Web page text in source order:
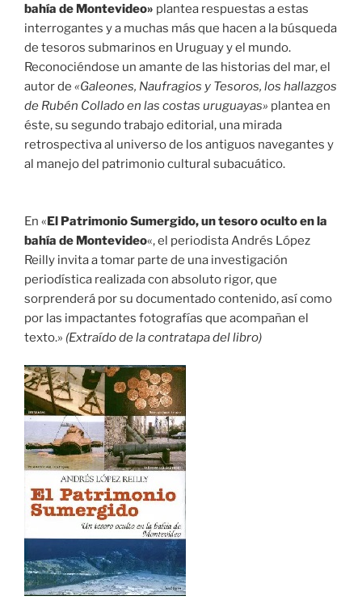
bahía de Montevideo» plantea respuestas a estas
interrogantes y a muchas más que hacen a la búsqueda
de tesoros submarinos en Uruguay y el mundo.
Reconociéndose un amante de las historias del mar, el
autor de «Galeones, Naufragios y Tesoros, los hallazgos
de Rubén Collado en las costas uruguayas» plantea en
éste, su segundo trabajo editorial, una mirada
retrospectiva al universo de los antiguos navegantes y
al manejo del patrimonio cultural subacuático.
En «El Patrimonio Sumergido, un tesoro oculto en la
bahía de Montevideo«, el periodista Andrés López
Reilly invita a tomar parte de una investigación
periodística realizada con absoluto rigor, que
sorprenderá por su documentado contenido, así como
por las impactantes fotografías que acompañan el
texto.» (Extraído de la contratapa del libro)